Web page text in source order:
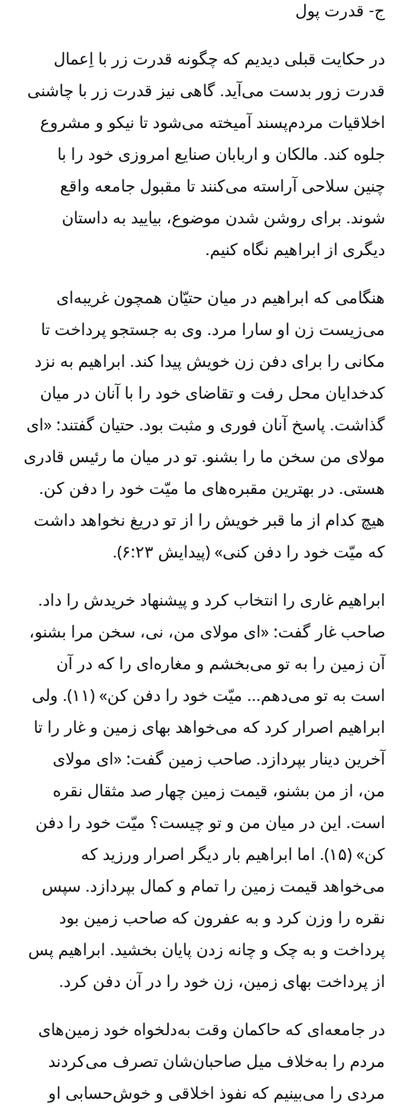
ج-‏‏ قدرت پول
در حکایت قبلی دیدیم که چگونه قدرت زر با اِعمال
قدرت زور بدست می‌آید. گاهی نیز قدرت زر با چاشنی
اخلاقیات مردم‌پسند آمیخته می‌شود تا نیکو و مشروع
جلوه کند. مالکان و اربابان صنایع امروزی خود را با
چنین سلاحی آراسته می‌کنند تا مقبول جامعه واقع
شوند. برای روشن شدن موضوع، بیایید به داستان
دیگری از ابراهیم نگاه ‌کنیم.
هنگامی که ابراهیم در میان حتیّان همچون غریبه‌ای
می‌زیست زن او سارا مرد. وی به جستجو پرداخت تا
مکانی را برای دفن زن خویش پیدا کند. ابراهیم به نزد
کدخدایان محل رفت و تقاضای خود را با آنان در میان
گذاشت. پاسخ آنان فوری و مثبت بود. حتیان گفتند: «ای
مولای من سخن ما را بشنو. تو در میان ما رئیس قادری
هستی. در بهترین مقبره‌های ما میّت خود را دفن کن.
هیچ کدام از ما قبر خویش را از تو دریغ نخواهد داشت
که میّت خود را دفن کنی» (پیدایش ۲۳:‏۶).
ابراهیم غاری را انتخاب کرد و پیشنهاد خریدش را داد.
صاحب غار گفت: «ای مولای من، نی، سخن مرا بشنو،
آن زمین را به تو می‌بخشم و مغاره‌ای را که در آن
است به تو می‌دهم... میّت خود را دفن کن» (۱۱). ولی
ابراهیم اصرار کرد که می‌خواهد بهای زمین و غار را تا
آخرین دینار بپردازد. صاحب زمین گفت: «ای مولای
من، از من بشنو، قیمت زمین چهار صد مثقال نقره
است. این در میان من و تو چیست؟ میّت خود را دفن
کن» (۱۵). اما ابراهیم بار دیگر اصرار ورزید که
می‌خواهد قیمت زمین را تمام و کمال بپردازد. سپس
نقره را وزن کرد و به عفرون که صاحب زمین بود
پرداخت و به چک و چانه زدن پایان بخشید. ابراهیم پس
از پرداخت بهای زمین، زن خود را در آن دفن کرد.
در جامعه‌ای که حاکمان وقت به‌‌دلخواه خود زمین‌های
مردم را به‌خلاف میل صاحبان‌شان تصرف می‌کردند
مردی را می‌بینیم که نفوذ اخلاقی و خوش‌حسابی او